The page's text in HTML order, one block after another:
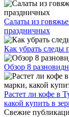
Салаты из
праздничных
Как убрать следы
Обзор 8
Растет ли кофе в
какой купить в
Свежие